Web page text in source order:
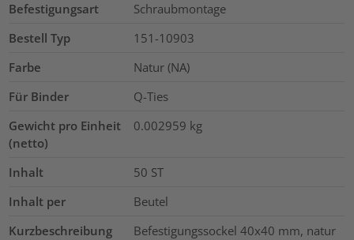
Befestigungsart
Schraubmontage
Bestell Typ
151-10903
Farbe
Natur (NA)
Für Binder
Q-Ties
Gewicht pro Einheit
(netto)
0.002959 kg
Inhalt 50 ST
Inhalt per
Beutel
Kurzbeschreibung
Befestigungssockel 40x40 mm, natur